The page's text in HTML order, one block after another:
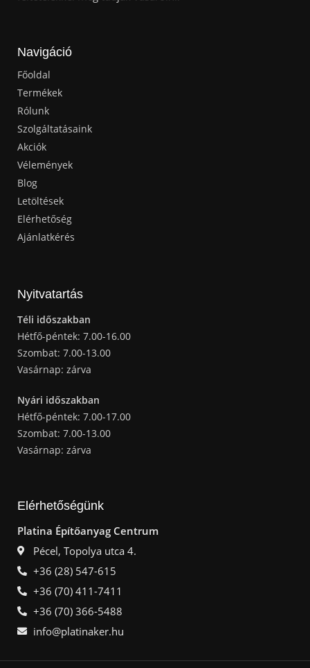
Navigáció
Főoldal
Termékek
Rólunk
Szolgáltatásaink
Akciók
Vélemények
Blog
Letöltések
Elérhetőség
Ajánlatkérés
Nyitvatartás
Téli időszakban
Hétfő-péntek: 7.00-16.00
Szombat: 7.00-13.00
Vasárnap: zárva
Nyári időszakban
Hétfő-péntek: 7.00-17.00
Szombat: 7.00-13.00
Vasárnap: zárva
Elérhetőségünk
Platina Építőanyag Centrum
Pécel, Topolya utca 4.
+36 (28) 547-615
+36 (70) 411-7411
+36 (70) 366-5488
info@platinaker.hu